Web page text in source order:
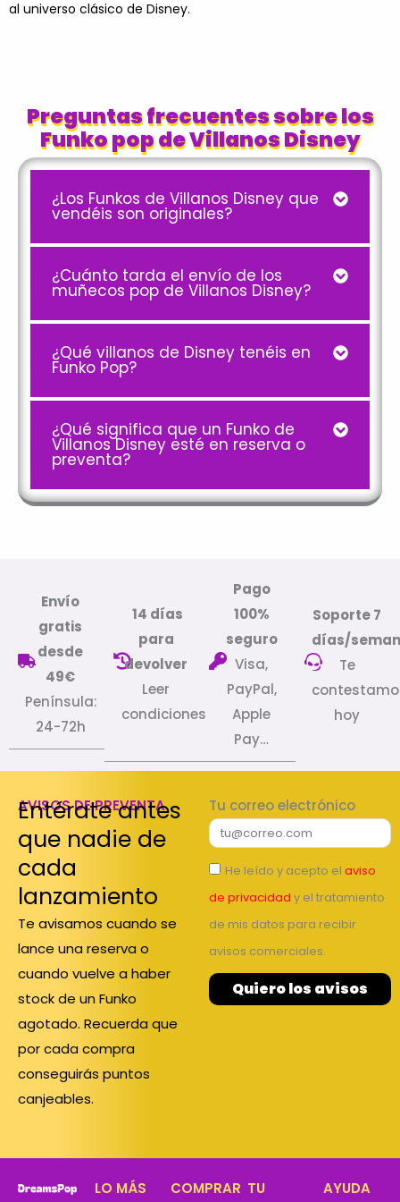
al universo clásico de Disney.
Preguntas frecuentes sobre los
Funko pop de Villanos Disney
¿Los Funkos de Villanos Disney que
vendéis son originales?
¿Cuánto tarda el envío de los
muñecos pop de Villanos Disney?
¿Qué villanos de Disney tenéis en
Funko Pop?
¿Qué significa que un Funko de
Villanos Disney esté en reserva o
preventa?
Envío
gratis
desde
49€
Península:
24-72h
14 días
para
devolver
Leer
condiciones
Pago
100%
seguro
Visa,
PayPal,
Apple
Pay…
Soporte 7
días/
Te
hoy
AVISOS DE PREVENTA
Entérate antes
que nadie de
cada
lanzamiento
Te avisamos cuando se
lance una reserva o
cuando vuelve a haber
stock de un Funko
agotado. Recuerda que
por cada compra
conseguirás puntos
canjeables.
Tu correo electrónico
He leído y acepto el aviso
de privacidad y el tratamiento
de mis datos para recibir
avisos comerciales.
Quiero los avisos
LO MÁS
COMPRAR TU
AYUDA